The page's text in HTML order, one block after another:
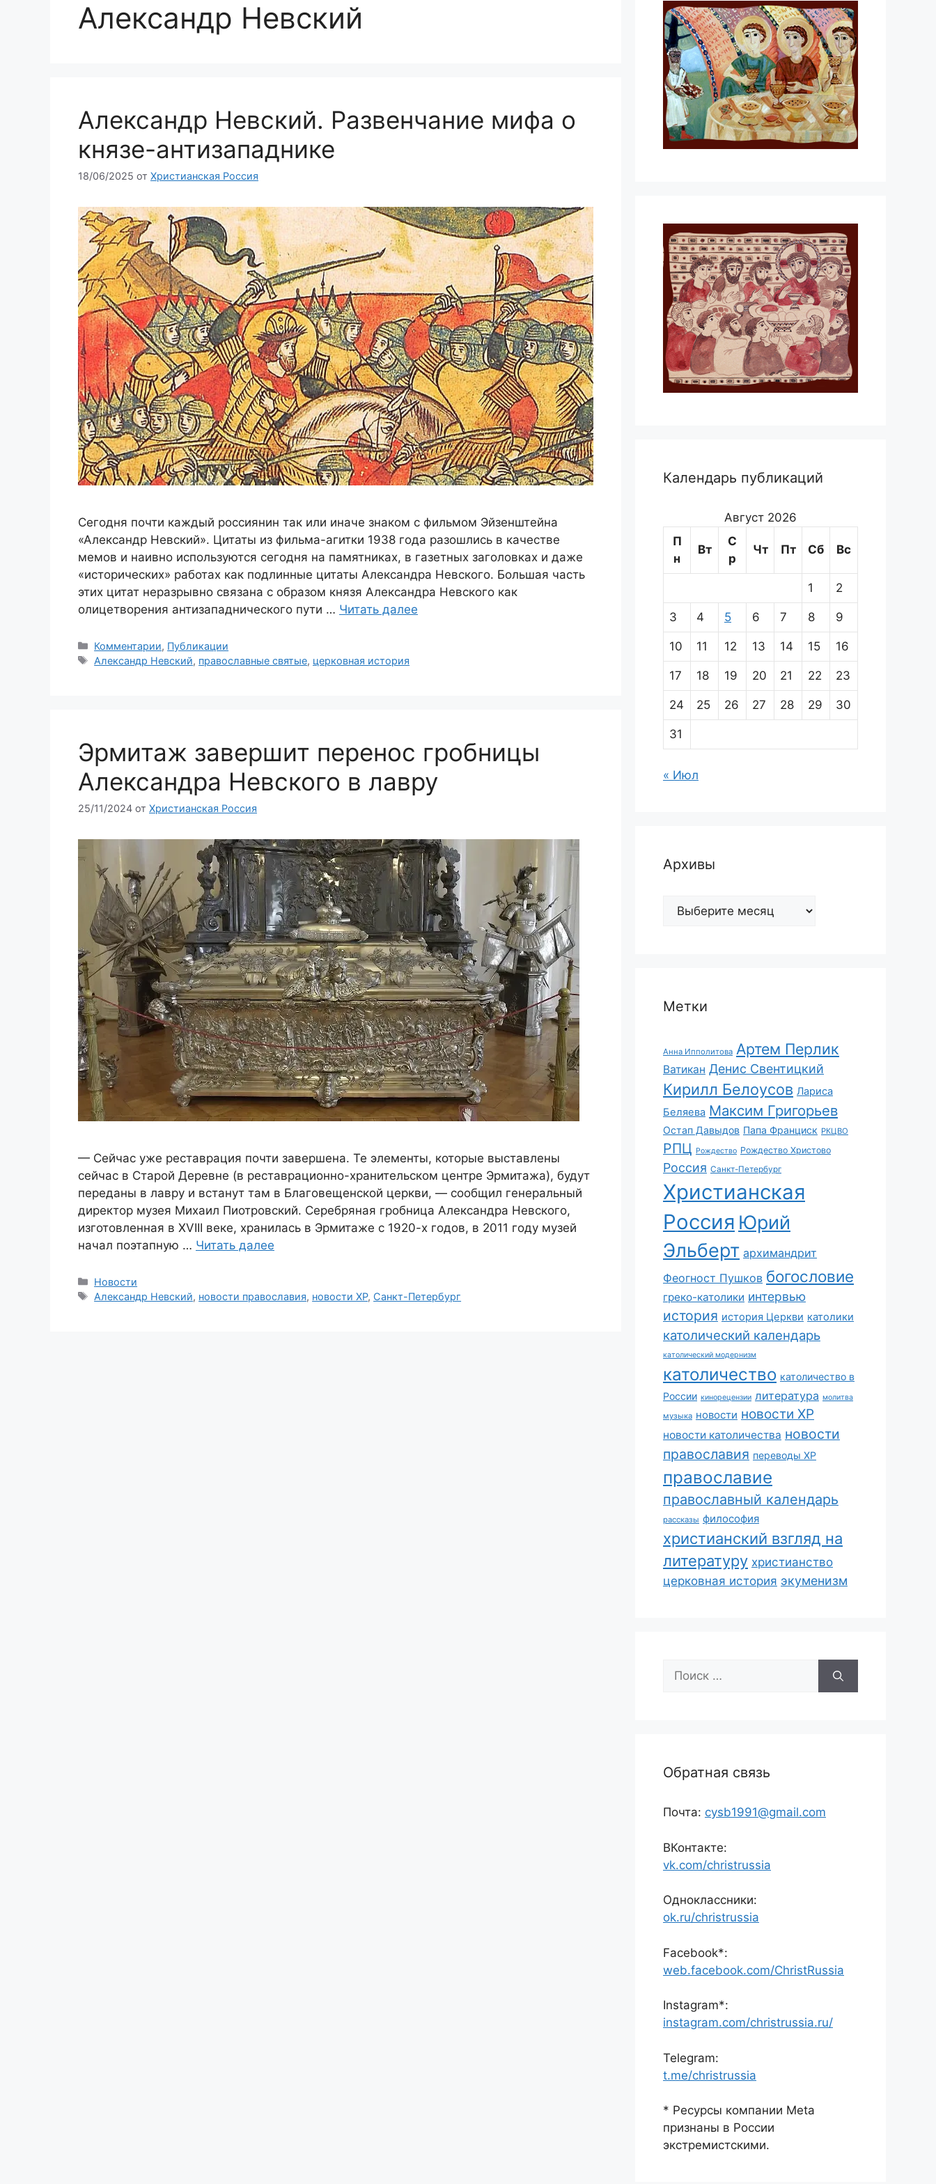
Александр Невский
Александр Невский. Развенчание мифа о
князе-антизападнике
18/06/2025 от Христианская Россия
Сегодня почти каждый россиянин так или иначе знаком с фильмом Эйзенштейна
«Александр Невский». Цитаты из фильма-агитки 1938 года разошлись в качестве
мемов и наивно используются сегодня на памятниках, в газетных заголовках и даже
«исторических» работах как подлинные цитаты Александра Невского. Большая часть
этих цитат неразрывно связана с образом князя Александра Невского как
олицетворения антизападнического пути … Читать далее
Рубрики
Комментарии, Публикации
Метки
Александр Невский, православные святые, церковная история
Эрмитаж завершит перенос гробницы
Александра Невского в лавру
25/11/2024 от Христианская Россия
— Сейчас уже реставрация почти завершена. Те элементы, которые выставлены
сейчас в Старой Деревне (в реставрационно-хранительском центре Эрмитажа), будут
переданы в лавру и встанут там в Благовещенской церкви, — сообщил генеральный
директор музея Михаил Пиотровский. Серебряная гробница Александра Невского,
изготовленная в XVIII веке, хранилась в Эрмитаже с 1920-х годов, в 2011 году музей
начал поэтапную … Читать далее
Рубрики
Новости
Метки
Александр Невский, новости православия, новости ХР, Санкт-Петербург
Календарь публикаций
Август 2026
П
н
Вт
С
р
Чт Пт Сб Вс
1 2
3 4 5 6 7 8 9
10 11 12 13 14 15 16
17 18 19 20 21 22 23
24 25 26 27 28 29 30
31
« Июл
Архивы
Архивы
Метки
Анна Ипполитова Артем Перлик
Ватикан Денис Свентицкий
Кирилл Белоусов Лариса
Беляева Максим Григорьев
Остап Давыдов Папа Франциск РКЦВО
РПЦ Рождество Рождество Христово
Россия Санкт-Петербург
Христианская
Россия Юрий
Эльберт архимандрит
Феогност Пушков богословие
греко-католики интервью
история история Церкви католики
католический календарь
католический модернизм
католичество католичество в
России кинорецензии литература молитва
музыка новости новости ХР
новости католичества новости
православия переводы ХР
православие
православный календарь
рассказы философия
христианский взгляд на
литературу христианство
церковная история экуменизм
Поиск:
Обратная связь
Почта: cysb1991@gmail.com
ВКонтакте:
vk.com/christrussia
Одноклассники:
ok.ru/christrussia
Facebook*:
web.facebook.com/ChristRussia
Instagram*:
instagram.com/christrussia.ru/
Telegram:
t.me/christrussia
* Ресурсы компании Meta
признаны в России
экстремистскими.